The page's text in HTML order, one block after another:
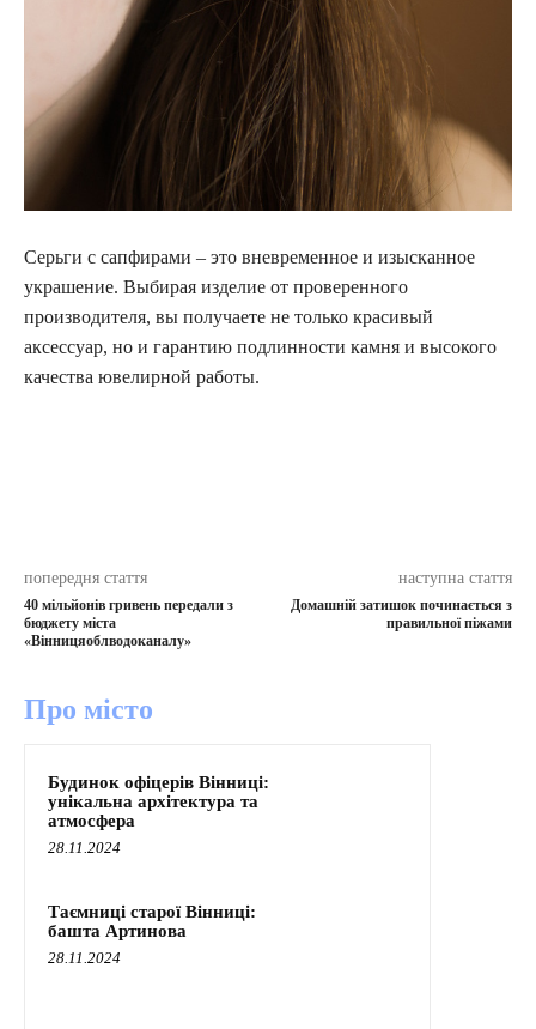
Серьги с сапфирами – это вневременное и изысканное
украшение. Выбирая изделие от проверенного
производителя, вы получаете не только красивый
аксессуар, но и гарантию подлинности камня и высокого
качества ювелирной работы.
попередня стаття
40 мільйонів гривень передали з
бюджету міста
«Вінницяоблводоканалу»
наступна стаття
Домашній затишок починається з
правильної піжами
Про місто
Будинок офіцерів Вінниці:
унікальна архітектура та
атмосфера
28.11.2024
Таємниці старої Вінниці:
башта Артинова
28.11.2024